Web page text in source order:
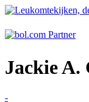
Jackie A.
-